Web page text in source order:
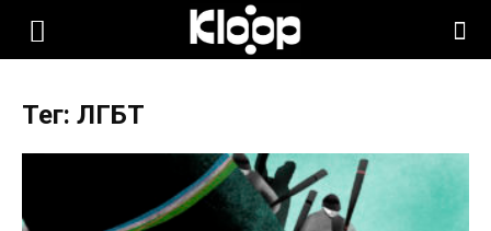
KLOOP.KG
Новости
Тег: ЛГБТ